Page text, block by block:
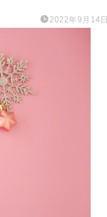
2022年9月14日